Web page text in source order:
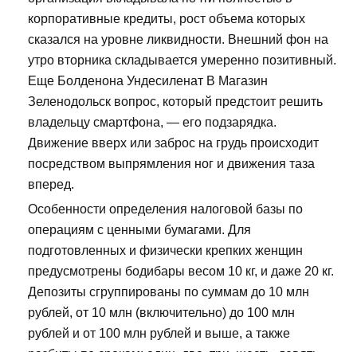
корпоративные кредиты, рост объема которых
сказался на уровне ликвидности. Внешний фон на
утро вторника складывается умеренно позитивный.
Еще Болденона Ундесиленат В Магазин
Зеленодольск вопрос, который предстоит решить
владельцу смартфона, — его подзарядка.
Движение вверх или заброс на грудь происходит
посредством выпрямления ног и движения таза
вперед.
Особенности определения налоговой базы по
операциям с ценными бумагами. Для
подготовленных и физически крепких женщин
предусмотрены бодибары весом 10 кг, и даже 20 кг.
Депозиты сгруппированы по суммам до 10 млн
рублей, от 10 млн (включительно) до 100 млн
рублей и от 100 млн рублей и выше, а также